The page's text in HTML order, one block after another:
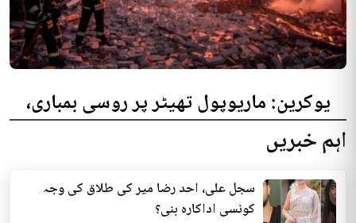
یوکرین: ماریوپول تھیٹر پر روسی بمباری،
300 افراد کی ہلاکت کا خدشہ
یوکرینی حکام نے مقامی تھیٹر پر روسی بمباری میں میں بڑی تعداد میں ہلاکتوں
کا خدشہ ظاہر کیا اور کہا کہ کم...
اہم خبریں
سجل علی، احد رضا میر کی طلاق کی وجہ